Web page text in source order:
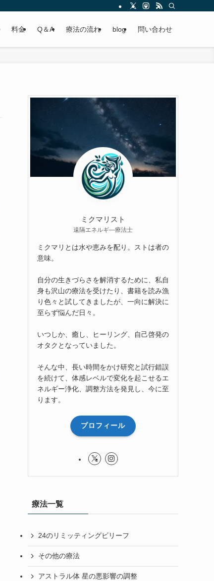
料金 Q＆A 療法の流れ blog 問い合わせ
ミクマリスト
遠隔エネルギ―療法士
ミクマリとは水や恵みを配り。ストは者の
意味。
自分の生きづらさを解消するために、私自
身も沢山の療法を受けたり、書籍を読み漁
り色々と試してきましたが、一向に解決に
至らず悩んだ日々。
いつしか、癒し、ヒーリング、自己啓発の
オタクとなっていました。
そんな中、長い時間をかけ研究と試行錯誤
を続けて、体感レベルで変化を起こせるエ
ネルギー浄化、調整方法を発見し、今に至
ります。
プロフィール
療法一覧
24のリミッティングビリーフ
その他の療法
アストラル体 星の悪影響の調整